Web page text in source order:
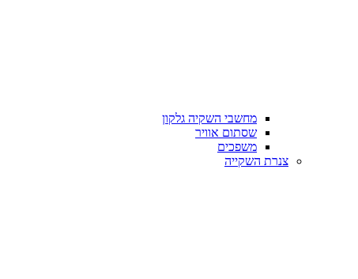
מחשבי השקיה גלקון
שסתום אוויר
משפכים
צנרת השקייה